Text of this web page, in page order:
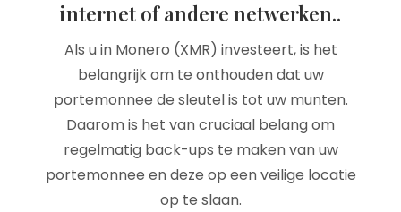
internet of andere netwerken..
Als u in Monero (XMR) investeert, is het
belangrijk om te onthouden dat uw
portemonnee de sleutel is tot uw munten.
Daarom is het van cruciaal belang om
regelmatig back-ups te maken van uw
portemonnee en deze op een veilige locatie
op te slaan.